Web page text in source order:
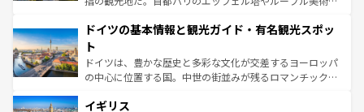
せる。地方によって風土や気候が異なるスペインはその個
ンテンツ一覧 を参照してほしい。
で、幅広い魅力が詰まっている。華麗な宮殿、歴史的な大
聖堂、美しいビーチ、そして豊かな自然が、訪れる者を心
から魅了する。また、フランスは美食の国としても知ら
れ、フランス料理はユネスコ無形文化遺産にも登録されて
香り高いラベンダー畑など、多彩な楽しみ方が可能だ。さ
ドイツの基本情報と観光ガイド・有名観光スポッ
ト
ドイツは、豊かな歴史と多彩な文化が交差するヨーロッパ
の中心に位置する国。中世の街並みが残るロマンチック街
顔を持つこの国は、どこを歩いても飽きることがない。ベ
イギリス